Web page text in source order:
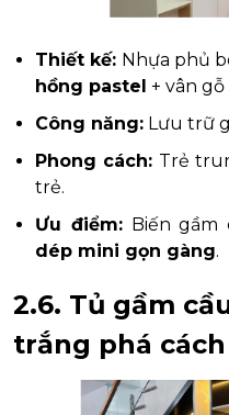
Thiết kế: Nhựa phủ
hồng pastel + vân gỗ
Công năng: Lưu trữ
Phong cách: Trẻ
trẻ.
Ưu điểm:Biến gầm
dép mini gọn gàng.
2.6. Tủ gầm
trắng phá cách